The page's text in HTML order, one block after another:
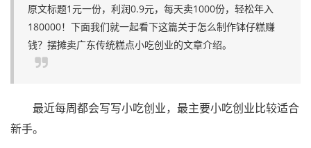
原文标题1元一份，利润0.9元，每天卖1000份，轻松年入
180000！下面我们就一起看下这篇关于怎么制作钵仔糕赚
钱？摆摊卖广东传统糕点小吃创业的文章介绍。
最近每周都会写写小吃创业，最主要小吃创业比较适合
新手。